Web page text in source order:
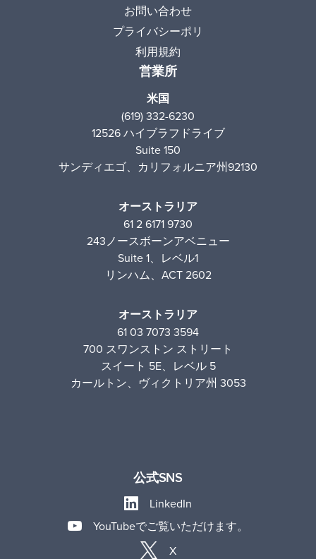
お問い合わせ
プライバシーポリ
利用規約
営業所
米国
(619) 332-6230
12526 ハイブラフドライブ
Suite 150
サンディエゴ、カリフォルニア州92130
オーストラリア
61 2 6171 9730
243ノースボーンアベニュー
Suite 1、レベル1
リンハム、ACT 2602
オーストラリア
61 03 7073 3594
700 スワンストン ストリート
スイート 5E、レベル 5
カールトン、ヴィクトリア州 3053
公式SNS
LinkedIn
YouTubeでご覧いただけます。
X